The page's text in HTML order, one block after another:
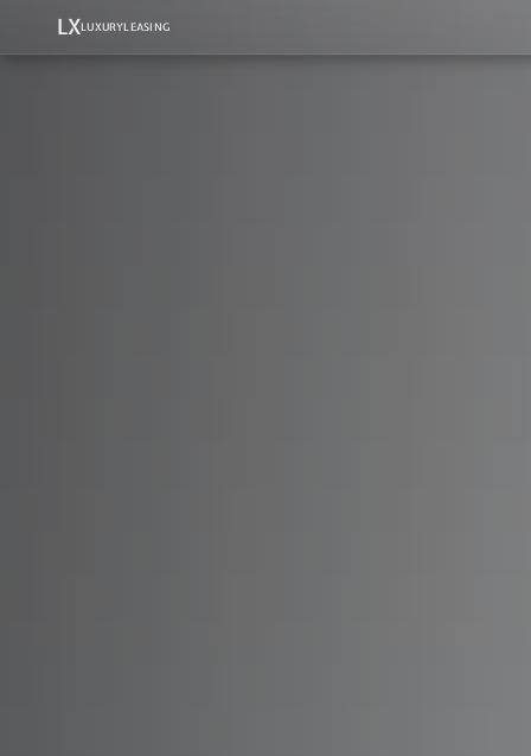
LXLUXURYLEASING